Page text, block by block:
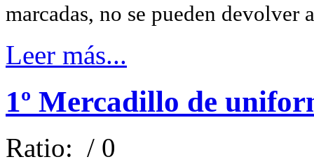
marcadas, no se pueden devolver
Leer más...
1º Mercadillo de
Ratio: / 0